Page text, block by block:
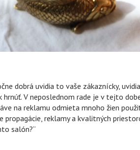
dobrá uvidia to vaše zákaznícky,
hrnúť. V neposlednom rade je v tejto
na reklamu odmieta mnoho žien
propagácie, reklamy a kvalitných
salón?“